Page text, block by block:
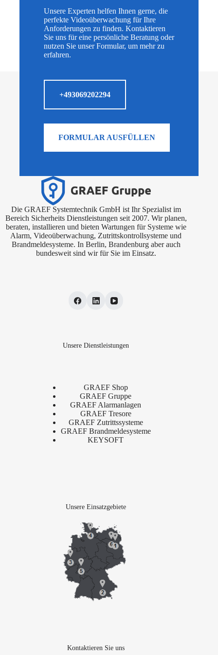
Unsere Experten helfen Ihnen gerne, die
perfekte Videoüberwachung für Ihre
Anforderungen zu finden. Kontaktieren
Sie uns für eine persönliche Beratung oder
nutzen Sie unser Formular, um mehr zu
erfahren.
+493069202294
FORMULAR AUSFÜLLEN
Die GRAEF Systemtechnik GmbH ist Ihr Spezialist im
Bereich Sicherheits Dienstleistungen seit 2007. Wir planen,
beraten, installieren und bieten Wartungen für Systeme wie
Alarm, Videoüberwachung, Zutrittskontrollsysteme und
Brandmeldesysteme. In Berlin, Brandenburg aber auch
bundesweit sind wir für Sie im Einsatz.
Unsere Dienstleistungen
GRAEF Shop
GRAEF Gruppe
GRAEF Alarmanlagen
GRAEF Tresore
GRAEF Zutrittssysteme
GRAEF Brandmeldesysteme
KEYSOFT
Unsere Einsatzgebiete
Kontaktieren Sie uns